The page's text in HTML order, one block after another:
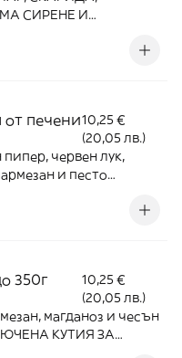
СИРЕНЕ И
от печени10,25 €
(20,05 лв.)
червен лук,
и песто
350г
10,25 €
(20,05 лв.)
магданоз и чесън
КУТИЯ ЗА